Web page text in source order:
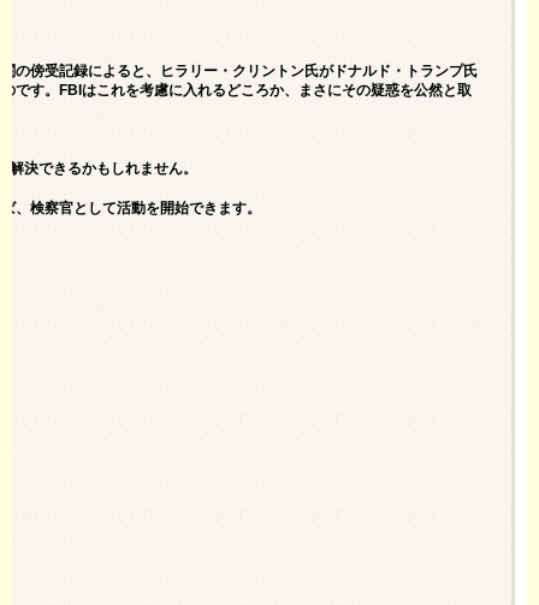
の傍受記録によると、ヒラリー・クリントン氏がドナルド・トランプ氏
です。FBIはこれを考慮に入れるどころか、まさにその疑惑を公然と取
決できるかもしれません。
、検察官として活動を開始できます。